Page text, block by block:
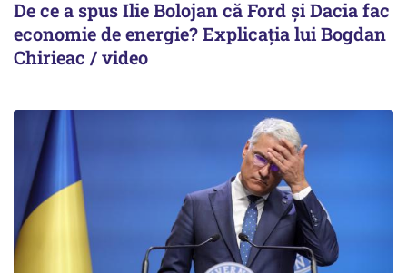
De ce a spus Ilie Bolojan că Ford și Dacia fac
economie de energie? Explicația lui Bogdan
Chirieac / video